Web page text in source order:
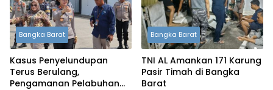
Bangka Barat
Kasus Penyelundupan
Terus Berulang,
Pengamanan Pelabuhan
Bangka Barat
TNI AL Amankan 171 Karung
Pasir Timah di Bangka
Barat